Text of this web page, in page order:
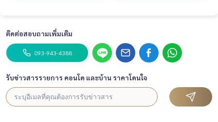
ติดต่อสอบถามเพิ่มเติม
093-943-4388
รับข่าวสารรายการ คอนโด และบ้าน ราคาโดนใจ